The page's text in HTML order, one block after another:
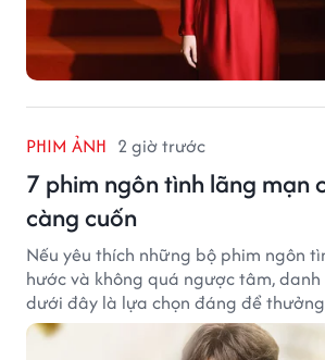
PHIM ẢNH 2 giờ trước
7 phim ngôn tình lãng mạn
càng cuốn
Nếu yêu thích những bộ phim ngôn
hước và không quá ngược tâm,
dưới đây là lựa chọn đáng để